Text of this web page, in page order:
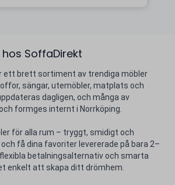
SoffaDirekt
ett brett sortiment av trendiga möbler
sängar, utemöbler, matplats och
dagligen, och många av
formges internt i Norrköping.
för alla rum – tryggt, smidigt och
få dina favoriter levererade på bara 2–
betalningsalternativ och smarta
enkelt att skapa ditt drömhem.